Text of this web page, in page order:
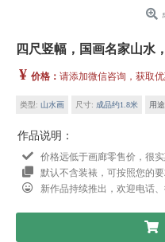
四尺竖幅，国画名家山水
¥ 价格： 请添加微信咨询，获取
类型: 山水画 尺寸: 成品约1.8米 用
作品说明：
价格远低于画廊零售价，很实
默认不含装裱，可按照您的要
新作品持续推出，欢迎电话、